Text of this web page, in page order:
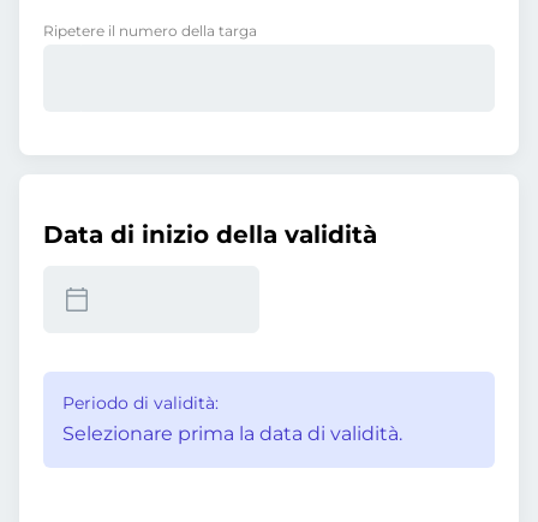
Ripetere il numero della targa
Data di inizio della validità
Periodo di validità:
Selezionare prima la data di validità.